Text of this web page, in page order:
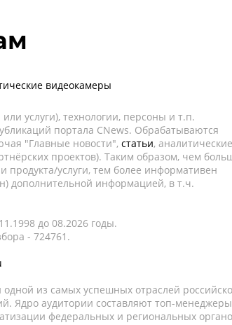
видеокамеры
услуги), технологии, персоны и т.п.
портала CNews. Обрабатываются
"Главные новости", статьи, аналитические
проектов). Таким образом, чем
услуги, тем более информативен
дополнительной информацией, в т.ч.
до 08.2026 годы.
- 724761.
из самых успешных отраслей
Ядро аудитории составляют топ-
федеральных и региональных